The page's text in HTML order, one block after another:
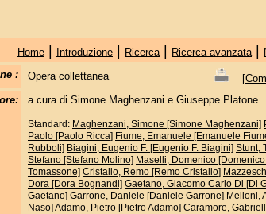
Home| Introduzione| Ricerca| Ricerca avanzata|
:
Opera collettanea [
a cura di Simone Maghenzani e Giuseppe Platone
Standard: Maghenzani, Simone [Simone Maghenzani]
Paolo [Paolo Ricca] Fiume, Emanuele [Emanuele
Rubboli] Biagini, Eugenio F. [Eugenio F. Biagini] Stunt,
Stefano [Stefano Molino] Maselli, Domenico
Tomassone] Cristallo, Remo [Remo Cristallo]
Dora [Dora Bognandi] Gaetano, Giacomo Carlo Di [Di
Gaetano] Garrone, Daniele [Daniele Garrone] Melloni,
Naso] Adamo, Pietro [Pietro Adamo] Caramore,